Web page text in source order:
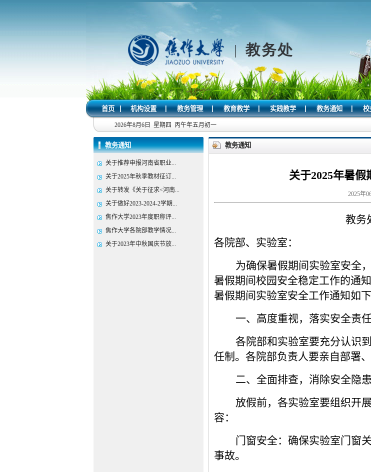
首页 | 机构设置 | 教务管理 | 教育教学 | 实践教学 | 教务通知 | 校
2026年8月6日 星期四 丙午年五月初一
教务通知
关于推荐申报河南省职业...
关于2025年秋季教材征订...
关于转发《关于征求<河南...
关于做好2023-2024-2学期...
焦作大学2023年度职称评...
焦作大学各院部教学情况...
关于2023年中秋国庆节放...
教务通知
关于2025年暑
2025年
教务
各院部、实验室：
为确保暑假期间实验室安全
暑假期间校园安全稳定工作的通
暑假期间实验室安全工作通知如下
一、高度重视，落实安全责
各院部和实验室要充分认识
任制。各院部负责人要亲自部署
二、全面排查，消除安全隐患
放假前，各实验室要组织开
容：
门窗安全：确保实验室门窗
事故。